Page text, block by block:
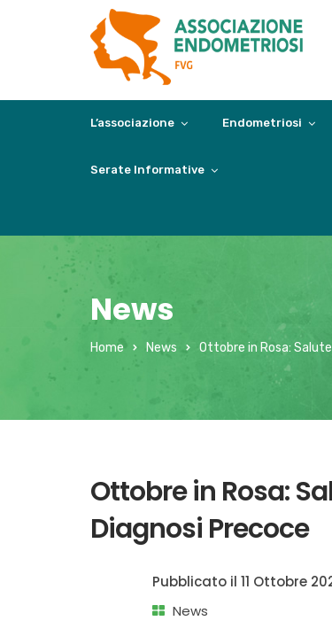
L’associazione Endometriosi
Serate Informative
News
Home News Ottobre in Rosa:
Ottobre in Rosa:
Diagnosi Precoce
Pubblicato il 11 Ottobre
News